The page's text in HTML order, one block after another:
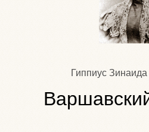
Гиппиус